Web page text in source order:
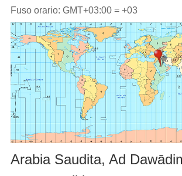
Fuso orario: GMT+03:00 = +03
Arabia Saudita, Ad